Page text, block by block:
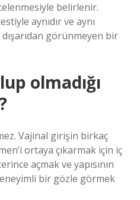
belirlenir.
aynıdır ve aynı
dışarıdan görünmeyen bir
olmadığı
Vajinal girişin birkaç
ortaya çıkarmak için iç
açmak ve yapısının
bir gözle görmek